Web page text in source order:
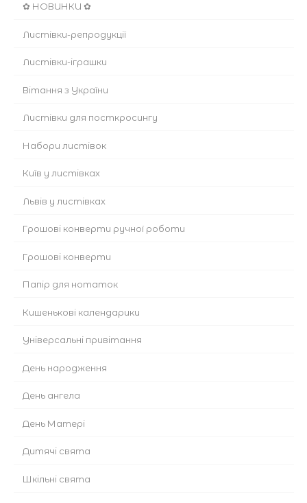
✿ НОВИНКИ ✿
Листівки-репродукції
Листівки-іграшки
Вітання з України
Листівки для посткросингу
Набори листівок
Київ у листівках
Львів у листівках
Грошові конверти ручної роботи
Грошові конверти
Папір для нотаток
Кишенькові календарики
Універсальні привітання
День народження
День ангела
День Матері
Дитячі свята
Шкільні свята